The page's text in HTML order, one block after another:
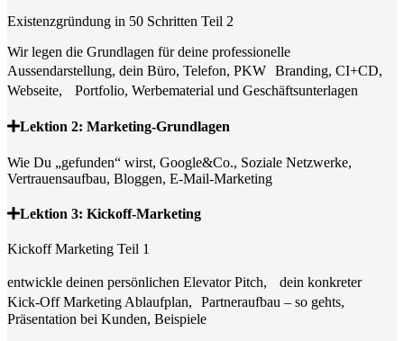
Existenzgründung in 50 Schritten Teil 2
Wir legen die Grundlagen für deine professionelle
Aussendarstellung, dein Büro, Telefon, PKW Branding, CI+CD,
Webseite, Portfolio, Werbematerial und Geschäftsunterlagen
Lektion 2: Marketing-Grundlagen
Wie Du „gefunden“ wirst, Google&Co., Soziale Netzwerke,
Vertrauensaufbau, Bloggen, E-Mail-Marketing
Lektion 3: Kickoff-Marketing
Kickoff Marketing Teil 1
entwickle deinen persönlichen Elevator Pitch, dein konkreter
Kick-Off Marketing Ablaufplan, Partneraufbau – so gehts,
Präsentation bei Kunden, Beispiele